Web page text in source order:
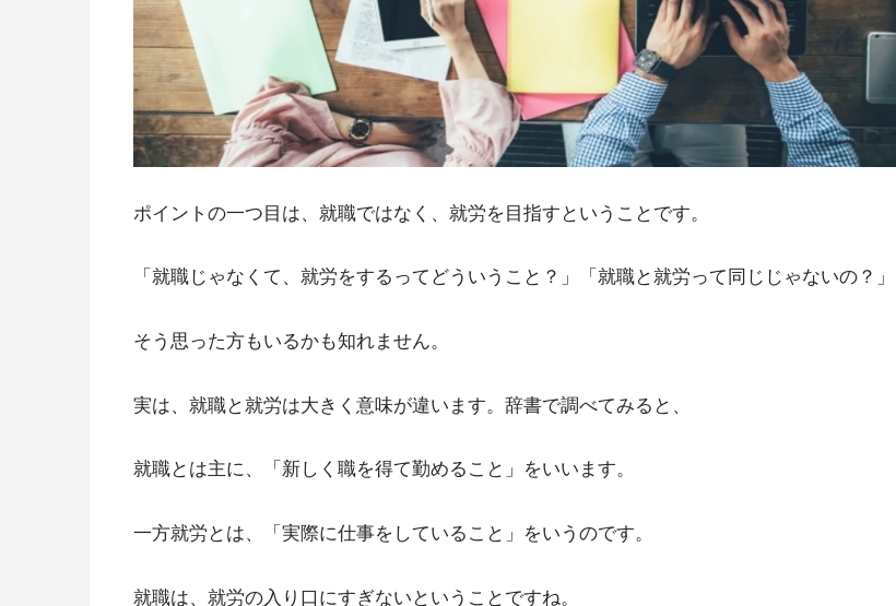
ポイントの一つ目は、就職ではなく、就労を目指すということです。
「就職じゃなくて、就労をするってどういうこと？」「就職と就労って同じじゃないの？」
そう思った方もいるかも知れません。
実は、就職と就労は大きく意味が違います。辞書で調べてみると、
就職とは主に、「新しく職を得て勤めること」をいいます。
一方就労とは、「実際に仕事をしていること」をいうのです。
就職は、就労の入り口にすぎないということですね。